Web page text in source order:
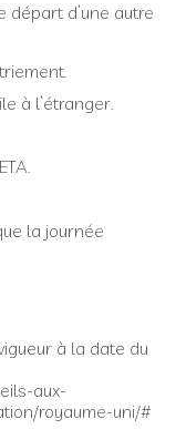
départ d’une autre
à l’étranger.
la journée
à la date du
aux-
royaume-uni/#